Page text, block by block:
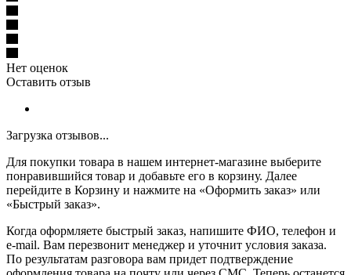
Нет оценок
Оставить отзыв
Загрузка отзывов...
Для покупки товара в нашем интернет-магазине выберите
понравившийся товар и добавьте его в корзину. Далее
перейдите в Корзину и нажмите на «Оформить заказ» или
«Быстрый заказ».
Когда оформляете быстрый заказ, напишите ФИО, телефон и
e-mail. Вам перезвонит менеджер и уточнит условия заказа.
По результатам разговора вам придет подтверждение